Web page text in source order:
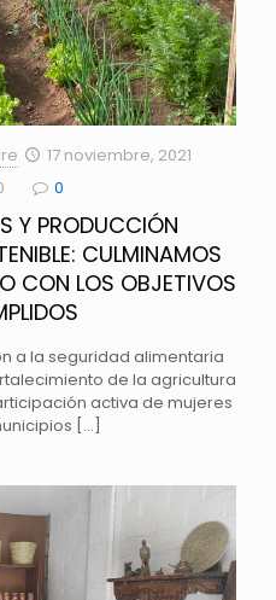
17 noviembre, 2021
0
Y PRODUCCIÓN
CULMINAMOS
CON LOS OBJETIVOS
a la seguridad alimentaria
de la agricultura
activa de mujeres
[…]